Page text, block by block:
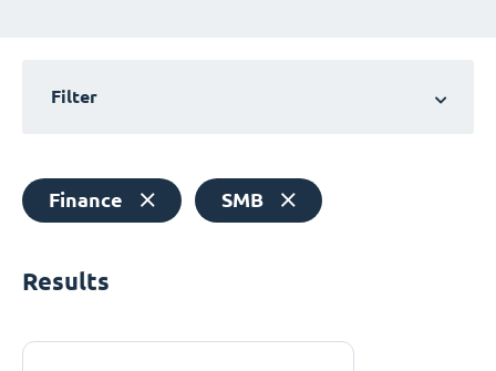
Filter
Finance SMB
Results